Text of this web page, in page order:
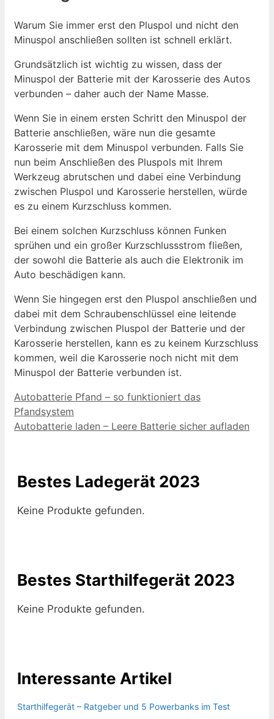
Warum Sie immer erst den Pluspol und nicht den
Minuspol anschließen sollten ist schnell erklärt.
Grundsätzlich ist wichtig zu wissen, dass der
Minuspol der Batterie mit der Karosserie des Autos
verbunden – daher auch der Name Masse.
Wenn Sie in einem ersten Schritt den Minuspol der
Batterie anschließen, wäre nun die gesamte
Karosserie mit dem Minuspol verbunden. Falls Sie
nun beim Anschließen des Pluspols mit Ihrem
Werkzeug abrutschen und dabei eine Verbindung
zwischen Pluspol und Karosserie herstellen, würde
es zu einem Kurzschluss kommen.
Bei einem solchen Kurzschluss können Funken
sprühen und ein großer Kurzschlussstrom fließen,
der sowohl die Batterie als auch die Elektronik im
Auto beschädigen kann.
Wenn Sie hingegen erst den Pluspol anschließen und
dabei mit dem Schraubenschlüssel eine leitende
Verbindung zwischen Pluspol der Batterie und der
Karosserie herstellen, kann es zu keinem Kurzschluss
kommen, weil die Karosserie noch nicht mit dem
Minuspol der Batterie verbunden ist.
Autobatterie Pfand – so funktioniert das
Pfandsystem
Autobatterie laden – Leere Batterie sicher aufladen
Bestes Ladegerät 2023
Keine Produkte gefunden.
Bestes Starthilfegerät 2023
Keine Produkte gefunden.
Interessante Artikel
Starthilfegerät – Ratgeber und 5 Powerbanks im Test